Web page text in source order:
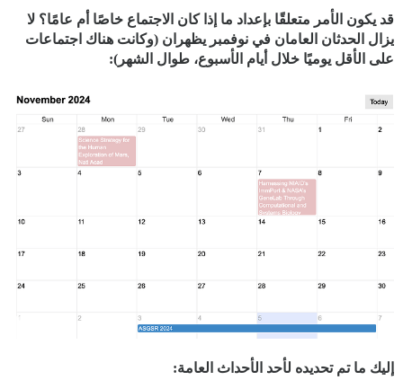
قد يكون الأمر متعلقًا بإعداد ما إذا كان الاجتماع خاصًا أم عامًا؟ لا
يزال الحدثان العامان في نوفمبر يظهران (وكانت هناك اجتماعات
على الأقل يوميًا خلال أيام الأسبوع، طوال الشهر):
إليك ما تم تحديده لأحد الأحداث العامة: